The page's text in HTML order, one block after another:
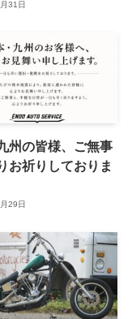
31日
州の皆様、ご無事
お祈りしておりま
29日